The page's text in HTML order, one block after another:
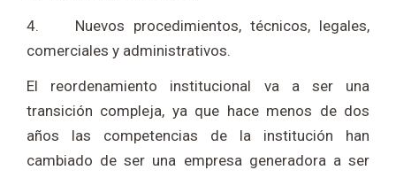
4. Nuevos procedimientos, técnicos, legales,
comerciales y administrativos.
El reordenamiento institucional va a ser una
transición compleja, ya que hace menos de dos
años las competencias de la institución han
cambiado de ser una empresa generadora a ser